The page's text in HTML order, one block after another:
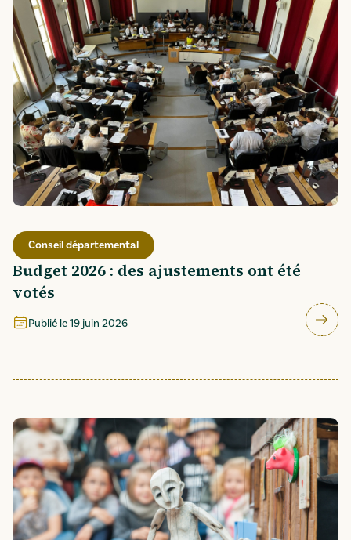
Conseil départemental
Budget 2026 : des ajustements ont été
votés
Publié le19 juin 2026